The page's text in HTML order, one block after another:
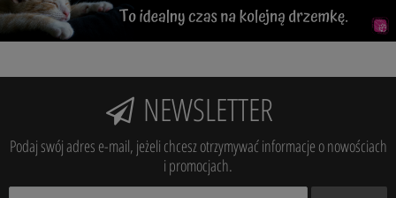
NEWSLETTER
Podaj swój adres e-mail, jeżeli chcesz otrzymywać informacje o nowościach
i promocjach.